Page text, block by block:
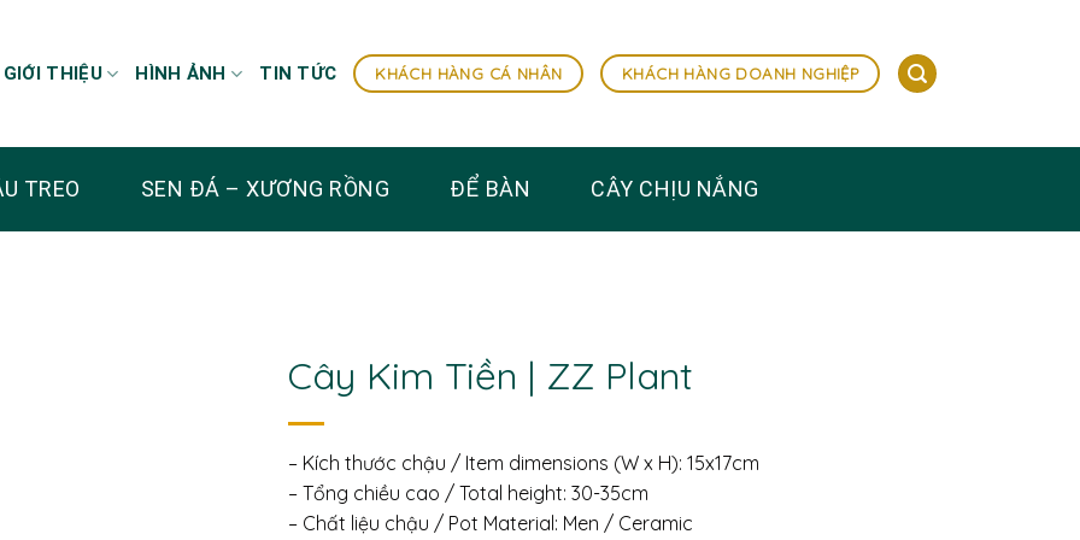
GIỚI THIỆU HÌNH ẢNH TIN TỨC KHÁCH HÀNG CÁ NHÂN KHÁCH HÀNG DOANH NGHIỆP
TREO SEN ĐÁ – XƯƠNG RỒNG ĐỂ BÀN CÂY CHỊU NẮNG
Cây Kim Tiền | ZZ Plant
– Kích thước chậu / Item dimensions (W x H): 15x17cm
– Tổng chiều cao / Total height: 30-35cm
– Chất liệu chậu / Pot Material: Men / Ceramic